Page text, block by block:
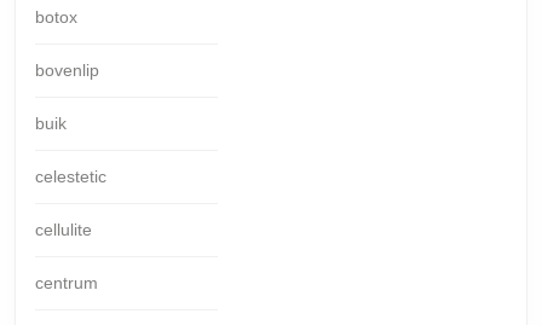
botox
bovenlip
buik
celestetic
cellulite
centrum